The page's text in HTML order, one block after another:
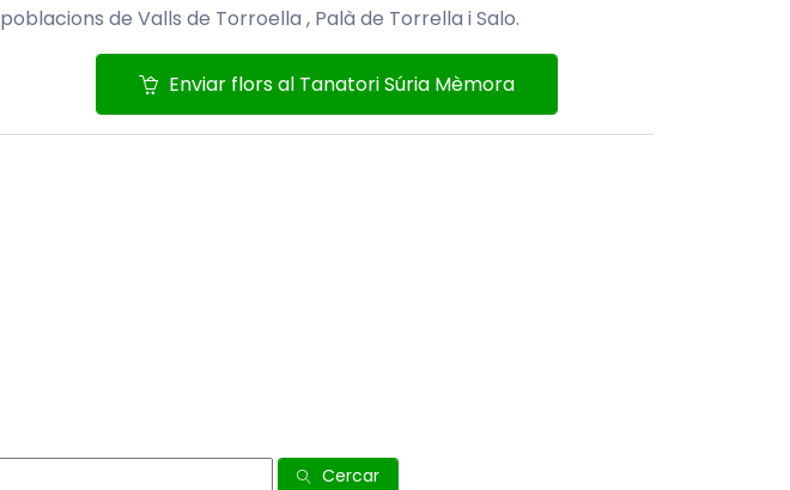
poblacions de Valls de Torroella , Palà de Torrella i Salo.
Enviar flors al Tanatori Súria Mèmora
Cercar